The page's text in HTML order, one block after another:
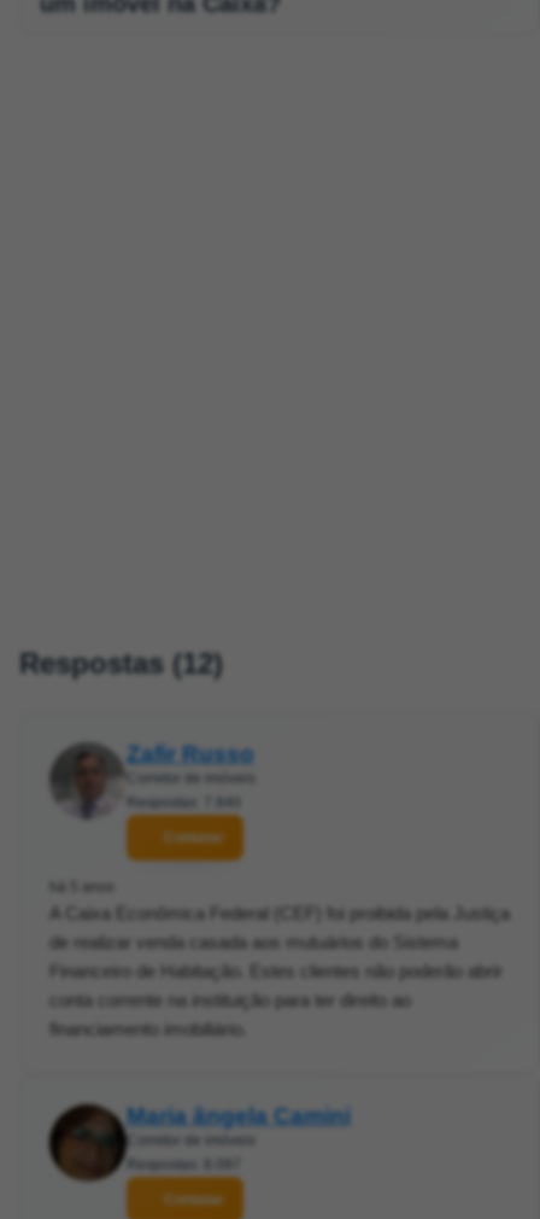
Respostas (12)
Zafir Russo
Corretor de imóveis
Respostas: 7.840
Contatar
há 5 anos
A Caixa Econômica Federal (CEF) foi proibida pela Justiça
de realizar venda casada aos mutuários do Sistema
Financeiro de Habitação. Estes clientes não poderão abrir
conta corrente na instituição para ter direito ao
financiamento imobiliário.
Maria ângela Camini
Corretor de imóveis
Respostas: 8.097
Contatar